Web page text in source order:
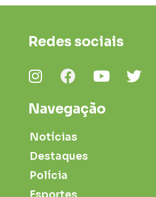
Redes sociais
Navegação
Notícias
Destaques
Polícia